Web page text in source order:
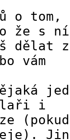
o tom,
že s
dělat
vám
i